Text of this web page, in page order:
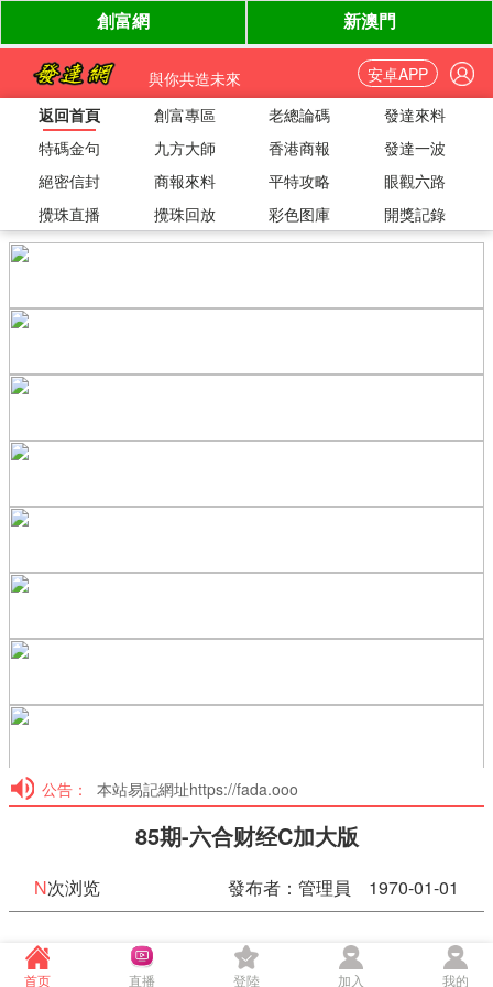
與你共造未來
安卓APP
返回首頁
創富專區 老總論碼
發達來料
特碼金句
九方大師 香港商報
發達一波
絕密信封
商報來料 平特攻略
眼觀六路
攪珠直播
攪珠回放 彩色图庫 開獎記錄
公告： 本站易記網址https://fada.ooo
85期-六合财经C加大版
N次浏览 發布者：管理員 1970-01-01
85期-六合财经C加大版
首页 直播 登陸 加入 我的